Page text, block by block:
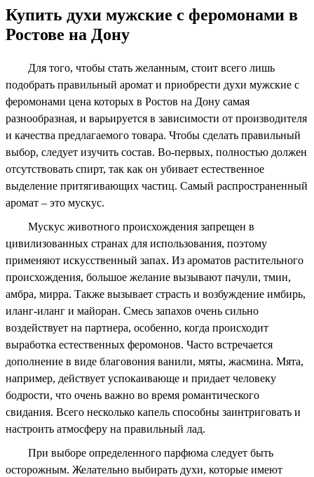
Купить духи мужские с феромонами в
Ростове на Дону
Для того, чтобы стать желанным, стоит всего лишь
подобрать правильный аромат и приобрести духи мужские с
феромонами цена которых в Ростов на Дону самая
разнообразная, и варьируется в зависимости от производителя
и качества предлагаемого товара. Чтобы сделать правильный
выбор, следует изучить состав. Во-первых, полностью должен
отсутствовать спирт, так как он убивает естественное
выделение притягивающих частиц. Самый распространенный
аромат – это мускус.
Мускус животного происхождения запрещен в
цивилизованных странах для использования, поэтому
применяют искусственный запах. Из ароматов растительного
происхождения, большое желание вызывают пачули, тмин,
амбра, мирра. Также вызывает страсть и возбуждение имбирь,
иланг-иланг и майоран. Смесь запахов очень сильно
воздействует на партнера, особенно, когда происходит
выработка естественных феромонов. Часто встречается
дополнение в виде благовония ванили, мяты, жасмина. Мята,
например, действует успокаивающе и придает человеку
бодрости, что очень важно во время романтического
свидания. Всего несколько капель способны заинтриговать и
настроить атмосферу на правильный лад.
При выборе определенного парфюма следует быть
осторожным. Желательно выбирать духи, которые имеют